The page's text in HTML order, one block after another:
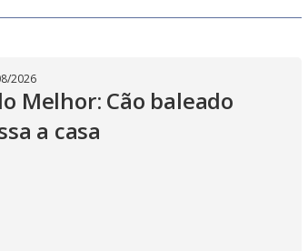
2026
Melhor: Cão baleado
a casa